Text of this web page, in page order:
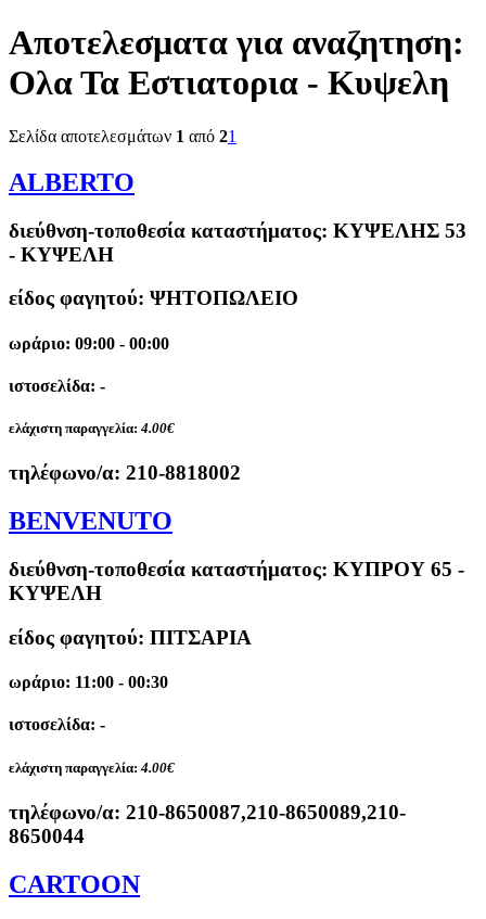
Αποτελεσματα για αναζητηση:
Ολα Τα Εστιατορια - Κυψελη
Σελίδα αποτελεσμάτων 1 από 21
ALBERTO
διεύθνση-τοποθεσία καταστήματος: ΚΥΨΕΛΗΣ 53
- ΚΥΨΕΛΗ
είδος φαγητού: ΨΗΤΟΠΩΛΕΙΟ
ωράριο: 09:00 - 00:00
ιστοσελίδα: -
ελάχιστη παραγγελία: 4.00€
τηλέφωνο/α: 210-8818002
BENVENUTO
διεύθνση-τοποθεσία καταστήματος: ΚΥΠΡΟΥ 65 -
ΚΥΨΕΛΗ
είδος φαγητού: ΠΙΤΣΑΡΙΑ
ωράριο: 11:00 - 00:30
ιστοσελίδα: -
ελάχιστη παραγγελία: 4.00€
τηλέφωνο/α: 210-8650087,210-8650089,210-
8650044
CARTOON